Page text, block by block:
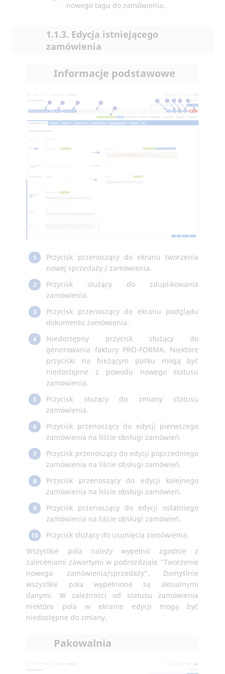
nowego tagu do zamówienia.
1.1.3. Edycja istniejącego
zamówienia
Informacje podstawowe
1
Przycisk przenoszący do ekranu tworzenia
nowej sprzedaży / zamówienia.
2
Przycisk służący do zduplikowania
zamówienia.
3
Przycisk przenoszący do ekranu podglądu
dokumentu zamówienia.
4
Niedostępny przycisk służący do
generowania faktury PRO-FORMA. Niektóre
przyciski na bieżącym pasku mogą być
niedostępne z powodu nowego statusu
zamówienia.
5
Przycisk służący do zmiany statusu
zamówienia.
6
Przycisk przenoszący do edycji pierwszego
zamówienia na liście obsługi zamówień.
7
Przycisk przenoszący do edycji poprzedniego
zamówienia na liście obsługi zamówień.
8
Przycisk przenoszący do edycji kolejnego
zamówienia na liście obsługi zamówień.
9
Przycisk przenoszący do edycji ostatniego
zamówienia na liście obsługi zamówień.
10
Przycisk służący do usunięcia zamówienia.
Wszystkie pola należy wypełnić zgodnie z
zaleceniami zawartymi w podrozdziale "Tworzenie
nowego zamówienia/sprzedaży". Domyślnie
wszystkie pola wypełnione są aktualnymi
danymi. W zależności od statusu zamówienia
niektóre pola w ekranie edycji mogą być
niedostępne do zmiany.
Pakowalnia